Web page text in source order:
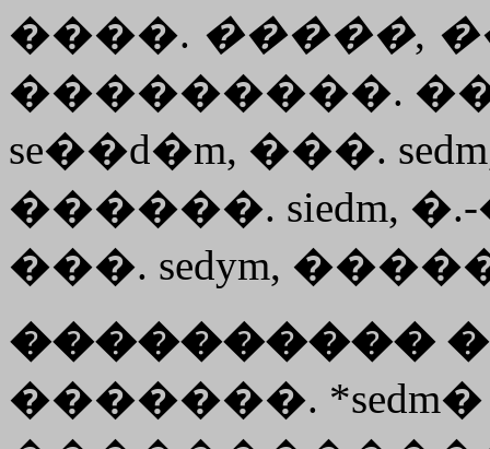
����. �����,
���������.
se��d�m, ���.
������. siedm, �.-
���. sedym, �����.
����������
�������.